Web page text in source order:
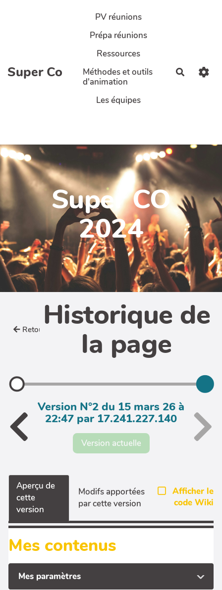
Aller au contenu principal
Super Co
PV réunions
Prépa réunions
Ressources
Méthodes et outils
d'animation
Les équipes
Super CO
2024
Retour Historique de
la page
Version N°2 du 15 mars 26 à
22:47 par 17.241.227.140
Version actuelle
Aperçu de
cette
version
Modifs apportées
par cette version
Afficher le
code Wiki